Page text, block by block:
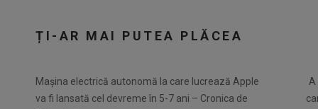
ȚI-AR MAI PUTEA PLĂCEA
Mașina electrică autonomă la care lucrează Apple
va fi lansată cel devreme în 5-7 ani – Cronica de
A